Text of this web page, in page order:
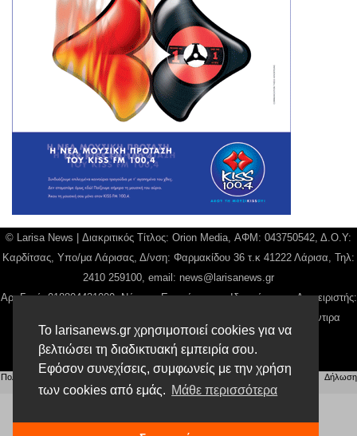
Το larisanews.gr χρησιμοποιεί cookies για να
βελτιώσει τη διαδικτυακή εμπειρία σου.
Εφόσον συνεχίσεις, συμφωνείς με την χρήση
των cookies από εμάς. Μάθε περισσότερα
© Larisa News | Διακριτικός Τίτλος: Orion Media, ΑΦΜ: 043750542, Δ.Ο.Υ:
Καρδίτσας, Υπο/μα Λάρισας, Δ/νση: Φαρμακίδου 36 τ.κ 41222 Λάρισα, Τηλ:
2410 259100, email: news@larisanews.gr
Αρ. Γεμή: 018804431000, Νόμιμος Εκπρόσωπος, Ιδιοκτήτης και Διαχειριστής:
Παναγιώτης Φιλίππου, Διευθύντρια: Γιαννουσά Βασιλική, Διευθύντιρα
Σύνταξης: Μπαλαμπάνη Βασιλική.
Δικαιούχος domain name Παναγιώτης Φιλίππου
Πολιτική Απορρήτου Αίτηση Διαχείρισης Προσωπικών Δεδομένων |Όροι χρήσης
Δήλωση
Συμμόρφωσης